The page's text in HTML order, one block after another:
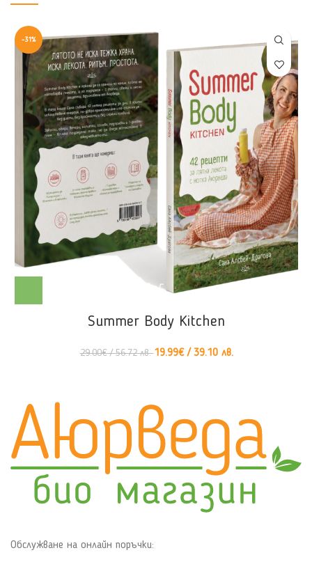
-31%
Summer Body Kitchen
29.00€/ 56.72 лв.19.99€/ 39.10 лв.
Обслужване на онлайн поръчки: